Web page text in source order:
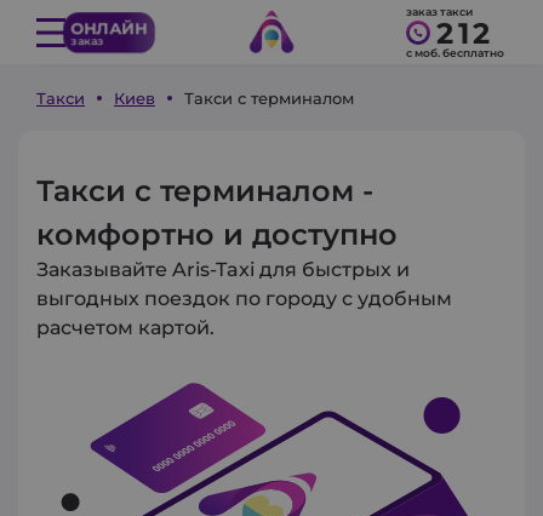
ОНЛАЙН
заказ
заказ такси
212
с моб. бесплатно
Такси Киев Такси с терминалом
Такси с терминалом -
комфортно и доступно
Заказывайте Aris-Taxi для быстрых и
выгодных поездок по городу с удобным
расчетом картой.